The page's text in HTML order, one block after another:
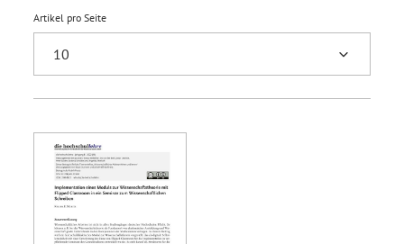
Artikel pro Seite